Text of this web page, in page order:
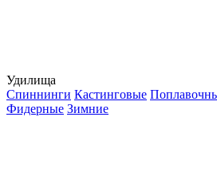
Удилища
Спиннинги Кастинговые
Фидерные Зимние